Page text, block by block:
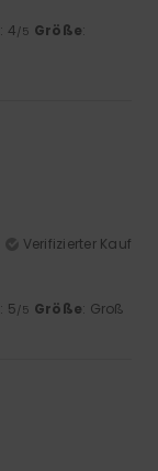
: 4/5 Größe:
Verifizierter Kauf
: 5/5 Größe: Groß